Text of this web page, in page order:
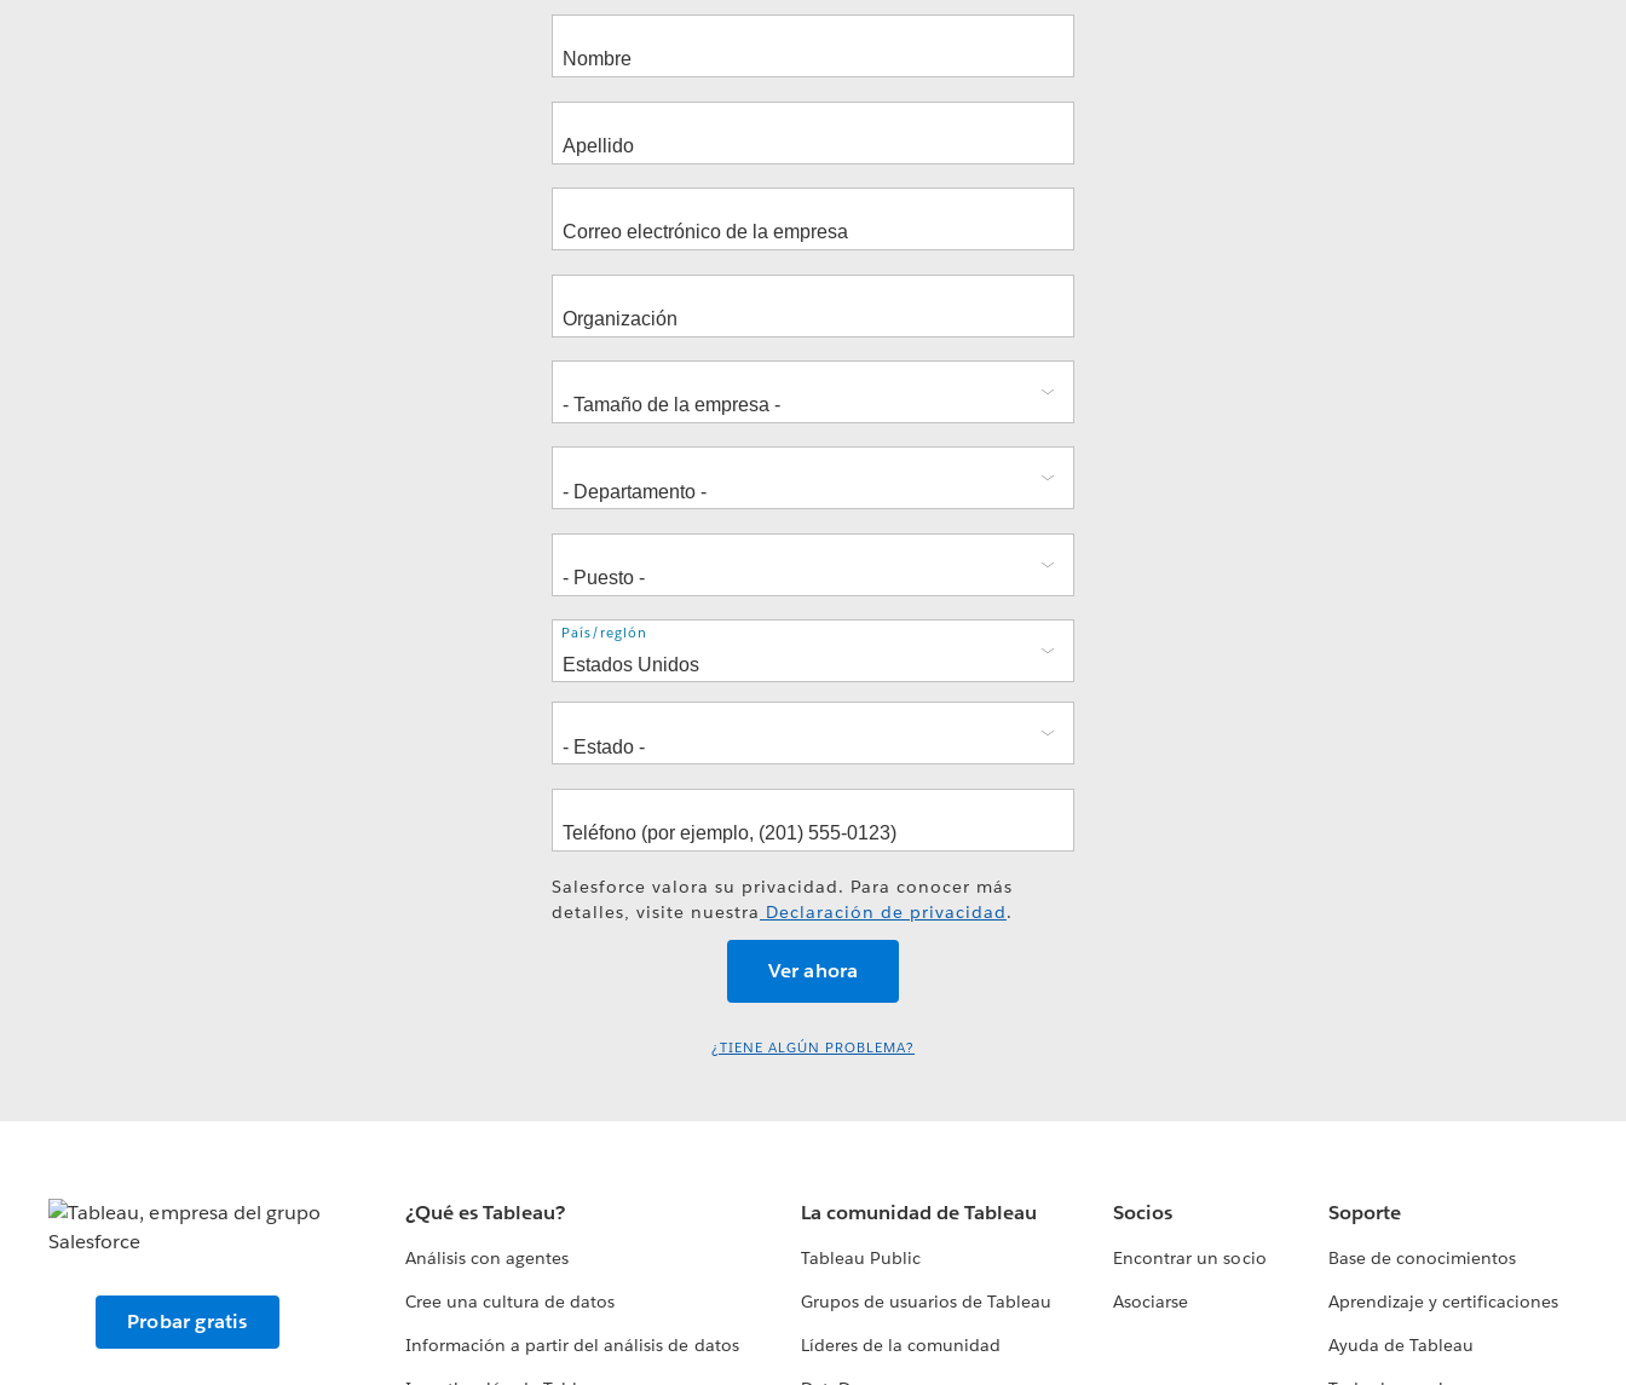
Dirección
País/región
Salesforce valora su privacidad. Para conocer más
detalles, visite nuestra Declaración de privacidad.
¿TIENE ALGÚN PROBLEMA?
Probar gratis
¿Qué es Tableau?
Análisis con agentes
Cree una cultura de datos
Información a partir del análisis de datos
La comunidad de Tableau
Tableau Public
Grupos de usuarios de Tableau
Líderes de la comunidad
Socios
Encontrar un socio
Asociarse
Soporte
Base de conocimientos
Aprendizaje y certificaciones
Ayuda de Tableau